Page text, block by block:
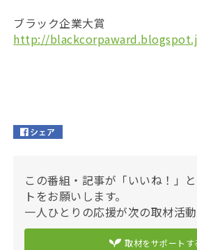
ブラック企業大賞
http://
この番組・記事が「いいね！」
トをお願いします。
一人ひとりの応援が次の取材活動
取材をサポートす